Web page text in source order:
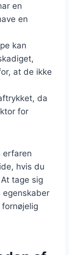
en
en
kan
at de ikke
da
for
erfaren
hvis du
tage sig